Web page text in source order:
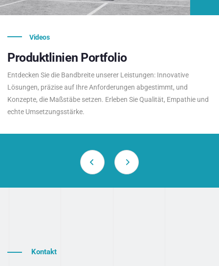
Videos
Produktlinien Portfolio
Entdecken Sie die Bandbreite unserer Leistungen: Innovative
Lösungen, präzise auf Ihre Anforderungen abgestimmt, und
Konzepte, die Maßstäbe setzen. Erleben Sie Qualität, Empathie und
echte Umsetzungsstärke.
Kontakt